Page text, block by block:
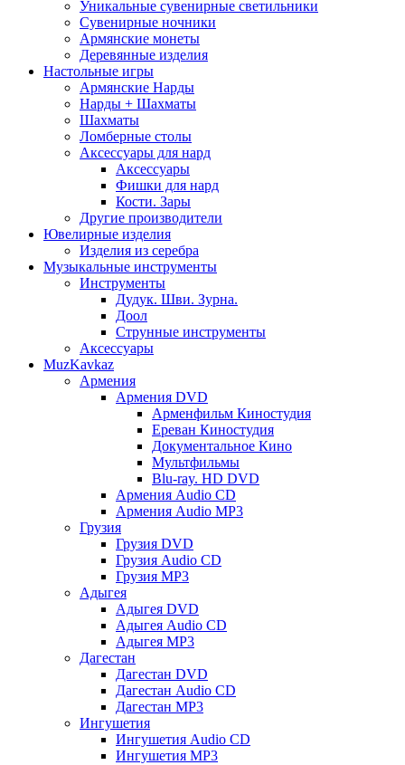
Уникальные сувенирные светильники
Сувенирные ночники
Армянские монеты
Деревянные изделия
Настольные игры
Армянские Нарды
Нарды + Шахматы
Шахматы
Ломберные столы
Аксессуары для нард
Аксессуары
Фишки для нард
Кости. Зары
Другие производители
Ювелирные изделия
Изделия из серебра
Музыкальные инструменты
Инструменты
Дудук. Шви. Зурна.
Доол
Струнные инструменты
Аксессуары
MuzKavkaz
Армения
Армения DVD
Арменфильм Киностудия
Ереван Киностудия
Документальное Кино
Мультфильмы
Blu-ray. HD DVD
Армения Audio CD
Армения Audio MP3
Грузия
Грузия DVD
Грузия Audio CD
Грузия MP3
Адыгея
Адыгея DVD
Адыгея Audio CD
Адыгея MP3
Дагестан
Дагестан DVD
Дагестан Audio CD
Дагестан MP3
Ингушетия
Ингушетия Audio CD
Ингушетия MP3